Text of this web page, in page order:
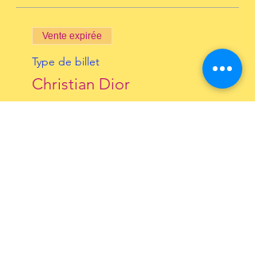
Vente expirée
Type de billet
Christian Dior